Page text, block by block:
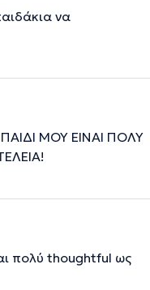
να
ΜΟΥ ΕΙΝΑΙ ΠΟΛΥ
πολύ thoughtful ως